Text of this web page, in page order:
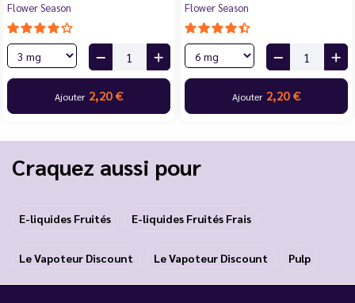
Flower Season
Ajouter 2,20 €
Flower Season
Ajouter 2,20 €
Craquez aussi pour
E-liquides Fruités E-liquides Fruités Frais
Le Vapoteur Discount Le Vapoteur Discount Pulp